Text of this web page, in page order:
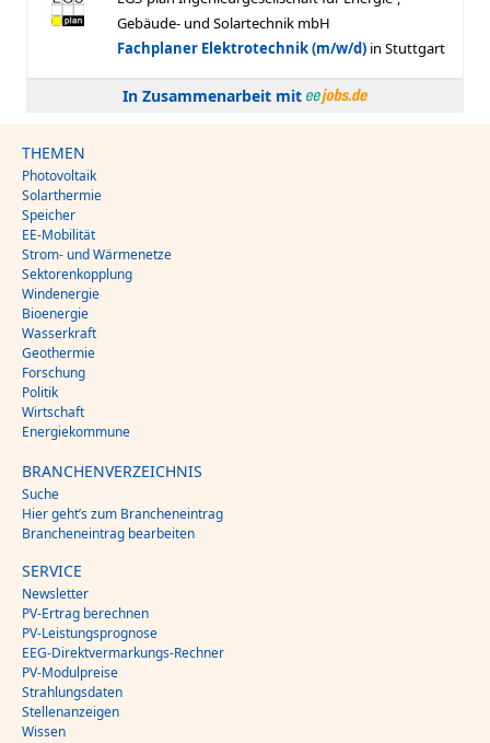
In Zusammenarbeit mit
THEMEN
Photovoltaik
Solarthermie
Speicher
EE-Mobilität
Strom- und Wärmenetze
Sektorenkopplung
Windenergie
Bioenergie
Wasserkraft
Geothermie
Forschung
Politik
Wirtschaft
Energiekommune
BRANCHENVERZEICHNIS
Suche
Hier geht’s zum Brancheneintrag
Brancheneintrag bearbeiten
SERVICE
Newsletter
PV-Ertrag berechnen
PV-Leistungsprognose
EEG-Direktvermarkungs-Rechner
PV-Modulpreise
Strahlungsdaten
Stellenanzeigen
Wissen